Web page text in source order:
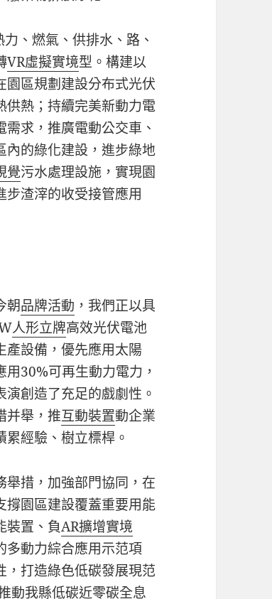
、燃氣、供排水、路、
VR虛擬實境型。構建以
園區規劃建設分布式光伏
供熱；持續完美新動力電
求，推廣電動公交車、
內的綠化建設，進步綠地
覺污水處理設施，實現園
步渣滓的收受接管應用
朝品牌活動 ，我們正以具
人形立牌高效光伏電池
產設備，優先應用太陽
30%可再生動力電力，
創造了充足的戲劇性。
并舉，推互動裝置動企業
經驗、樹立標桿。
舉措，加強部門協同，在
撐園區建設覆蓋重要用能
裝置、負AR擴增實境
多動力綜合應用示范項
，打造綠色低碳發展現范
動我縣低碳近零碳全息